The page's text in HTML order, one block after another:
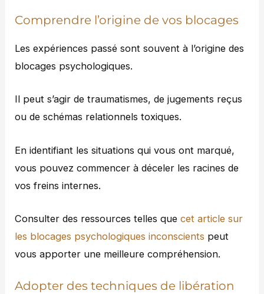
Comprendre l’origine de vos blocages
Les expériences passé sont souvent à l’origine des
blocages psychologiques.
Il peut s’agir de traumatismes, de jugements reçus
ou de schémas relationnels toxiques.
En identifiant les situations qui vous ont marqué,
vous pouvez commencer à déceler les racines de
vos freins internes.
Consulter des ressources telles quecet article sur
les blocages psychologiques inconscients peut
vous apporter une meilleure compréhension.
Adopter des techniques de libération